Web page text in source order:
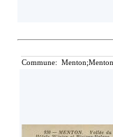
Commune: